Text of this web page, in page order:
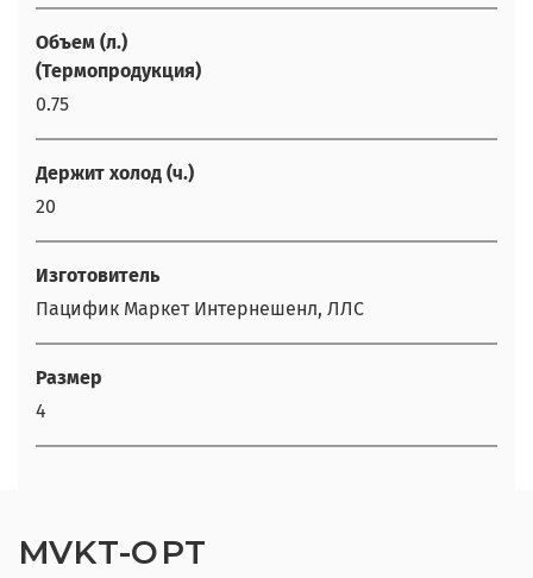
Объем (л.)
(Термопродукция)
0.75
Держит холод (ч.)
20
Изготовитель
Пацифик Маркет Интернешенл, ЛЛС
Размер
4
MVKT-OPT